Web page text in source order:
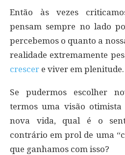
Então às vezes
pensam sempre no lado
percebemos o quanto a
realidade extremamente
crescer e viver em plenitude.
Se pudermos escolher
termos uma visão
nova vida, qual é o
contrário em prol de uma
que ganhamos com isso?